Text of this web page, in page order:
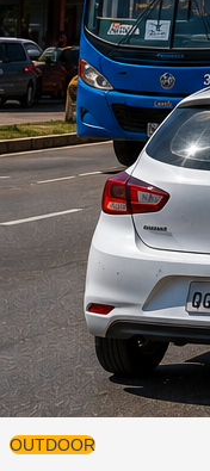
OUTDOOR